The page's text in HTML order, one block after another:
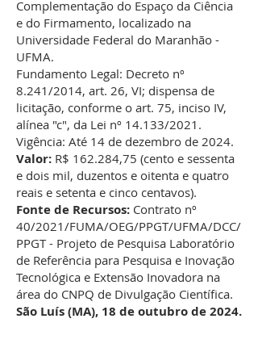
Complementação do Espaço da Ciência
e do Firmamento, localizado na
Universidade Federal do Maranhão -
UFMA.
Fundamento Legal: Decreto nº
8.241/2014, art. 26, VI; dispensa de
licitação, conforme o art. 75, inciso IV,
alínea "c", da Lei nº 14.133/2021.
Vigência: Até 14 de dezembro de 2024.
Valor: R$ 162.284,75 (cento e sessenta
e dois mil, duzentos e oitenta e quatro
reais e setenta e cinco centavos).
Fonte de Recursos: Contrato nº
40/2021/FUMA/OEG/PPGT/UFMA/DCC/
PPGT - Projeto de Pesquisa Laboratório
de Referência para Pesquisa e Inovação
Tecnológica e Extensão Inovadora na
área do CNPQ de Divulgação Científica.
São Luís (MA), 18 de outubro de 2024.